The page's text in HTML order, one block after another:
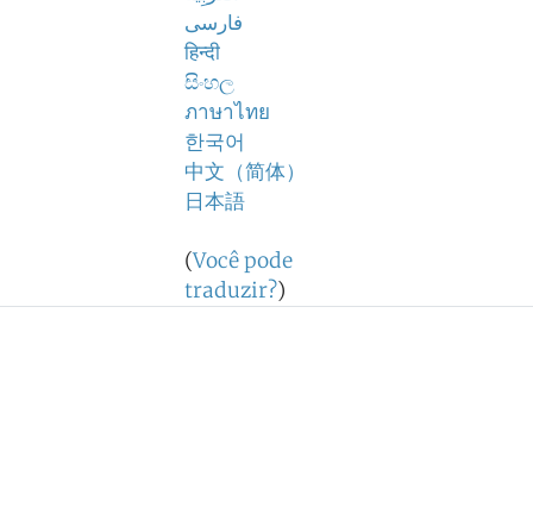
فارسی
हिन्दी
සිංහල
ภาษาไทย
한국어
中文（简体）
日本語
(Você pode
traduzir?)